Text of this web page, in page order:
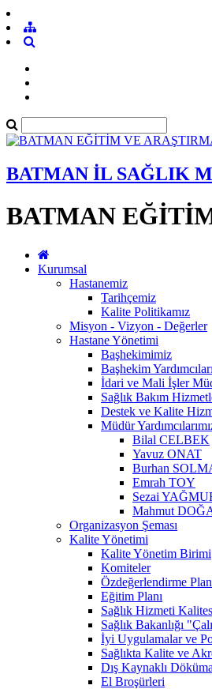
BATMAN İL SAĞLIK
BATMAN
Kurumsal
Hastanemiz
Tarihçemiz
Kalite Politikamız
Misyon - Vizyon - Değerler
Hastane Yönetimi
Başhekimimiz
Başhekim
İdari ve Mali İşler
Sağlık Bakım
Destek ve Kalite
Müdür
Bilal CELBEK
Yavuz ONAT
Burhan
Emrah TOY
Sezai
Mahmut
Organizasyon Şeması
Kalite Yönetimi
Kalite Yönetim Birimi
Komiteler
Özdeğerlendirme
Eğitim Planı
Sağlık Hizmeti
Sağlık Bakanlığı
İyi Uygulamalar ve
Sağlıkta Kalite ve
Dış Kaynaklı
El Broşürleri